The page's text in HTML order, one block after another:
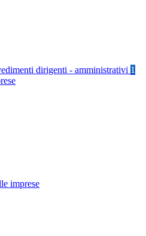
dirigenti - amministrativi 1
imprese